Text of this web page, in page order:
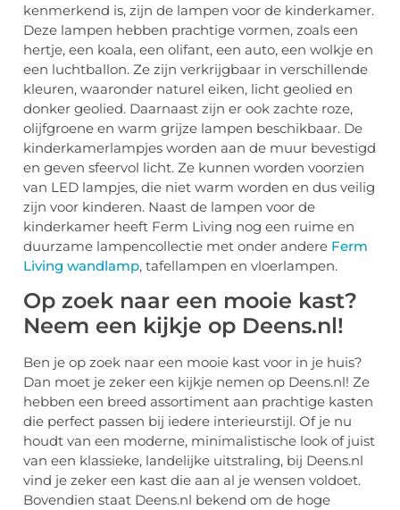
kenmerkend is, zijn de lampen voor de kinderkamer.
Deze lampen hebben prachtige vormen, zoals een
hertje, een koala, een olifant, een auto, een wolkje en
een luchtballon. Ze zijn verkrijgbaar in verschillende
kleuren, waaronder naturel eiken, licht geolied en
donker geolied. Daarnaast zijn er ook zachte roze,
olijfgroene en warm grijze lampen beschikbaar. De
kinderkamerlampjes worden aan de muur bevestigd
en geven sfeervol licht. Ze kunnen worden voorzien
van LED lampjes, die niet warm worden en dus veilig
zijn voor kinderen. Naast de lampen voor de
kinderkamer heeft Ferm Living nog een ruime en
duurzame lampencollectie met onder andere Ferm
Living wandlamp, tafellampen en vloerlampen.
Op zoek naar een mooie kast?
Neem een kijkje op Deens.nl!
Ben je op zoek naar een mooie kast voor in je huis?
Dan moet je zeker een kijkje nemen op Deens.nl! Ze
hebben een breed assortiment aan prachtige kasten
die perfect passen bij iedere interieurstijl. Of je nu
houdt van een moderne, minimalistische look of juist
van een klassieke, landelijke uitstraling, bij Deens.nl
vind je zeker een kast die aan al je wensen voldoet.
Bovendien staat Deens.nl bekend om de hoge